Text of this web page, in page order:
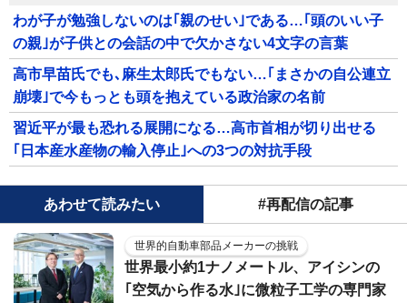
わが子が勉強しないのは｢親のせい｣である…｢頭のいい子
の親｣が子供との会話の中で欠かさない4文字の言葉
高市早苗氏でも､麻生太郎氏でもない…｢まさかの自公連立
崩壊｣で今もっとも頭を抱えている政治家の名前
習近平が最も恐れる展開になる…高市首相が切り出せる
｢日本産水産物の輸入停止｣への3つの対抗手段
あわせて読みたい #再配信の記事
世界的自動車部品メーカーの挑戦
世界最小約1ナノメートル、アイシンの
｢空気から作る水｣に微粒子工学の専門家